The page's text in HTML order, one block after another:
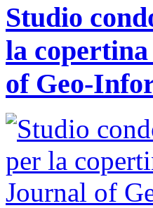
Studio
la
of Geo-